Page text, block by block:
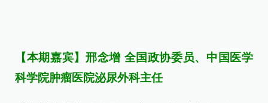
【本期嘉宾】 邢念增 全国政协委员、中国医学
科学院肿瘤医院泌尿外科主任